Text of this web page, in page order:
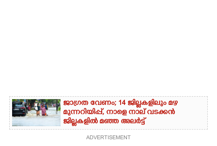
ജാഗ്രത വേണം; 14 ജില്ലകളിലും മഴ
മുന്നറിയിപ്പ്, നാളെ നാല് വടക്കൻ
ജില്ലകളിൽ മഞ്ഞ അലർട്ട്
ADVERTISEMENT